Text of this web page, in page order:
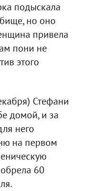
подыскала
но оно
привела
пони не
этого
Стефани
домой, и за
него
на первом
60